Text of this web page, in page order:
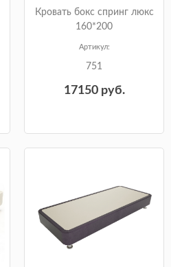
Кровать бокс спринг люкс
160*200
Артикул:
751
17150руб.